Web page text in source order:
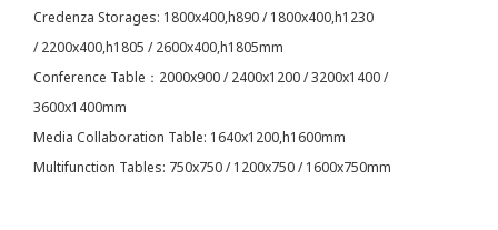
Credenza Storages: 1800x400,h890 / 1800x400,h1230
/ 2200x400,h1805 / 2600x400,h1805mm
Conference Table：2000x900 / 2400x1200 / 3200x1400 /
3600x1400mm
Media Collaboration Table: 1640x1200,h1600mm
Multifunction Tables: 750x750 / 1200x750 / 1600x750mm